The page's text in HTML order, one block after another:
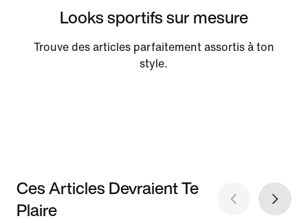
Looks sportifs sur mesure
Trouve des articles parfaitement assortis à ton
style.
Ces Articles Devraient Te
Plaire